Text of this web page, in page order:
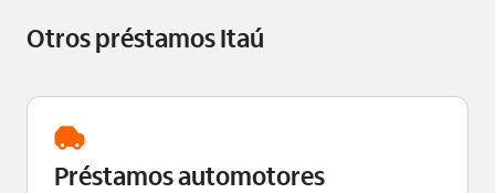
Otros préstamos Itaú
Préstamos automotores